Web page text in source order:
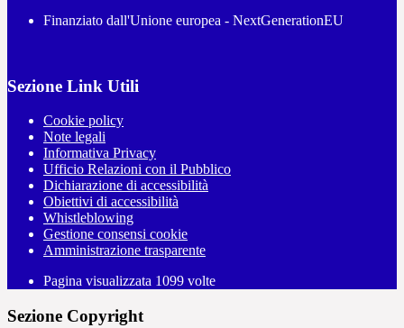
Finanziato dall'Unione europea - NextGenerationEU
Sezione Link Utili
Cookie policy
Note legali
Informativa Privacy
Ufficio Relazioni con il Pubblico
Dichiarazione di accessibilità
Obiettivi di accessibilità
Whistleblowing
Gestione consensi cookie
Amministrazione trasparente
Pagina visualizzata 1099 volte
Sezione Copyright